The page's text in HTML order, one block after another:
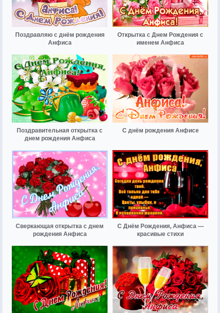
Поздравляю с днём рождения
Анфиса
Открытка с Днем Рождения с
именем Анфиса
Поздравительная открытка с
днем рождения Анфиса
С днём рождения Анфисе
Сверкающая открытка с днем
рождения Анфиса
С Днём Рождения, Анфиса —
красивые стихи